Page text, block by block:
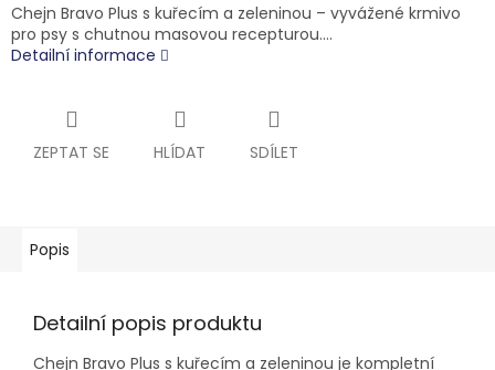
Chejn Bravo Plus s kuřecím a zeleninou – vyvážené krmivo
pro psy s chutnou masovou recepturou.…
Detailní informace
ZEPTAT SE HLÍDAT SDÍLET
Popis
Detailní popis produktu
Chejn Bravo Plus s kuřecím a zeleninou je kompletní